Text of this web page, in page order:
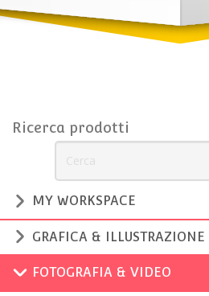
Ricerca prodotti
MY WORKSPACE
GRAFICA & ILLUSTRAZIONE
FOTOGRAFIA & VIDEO